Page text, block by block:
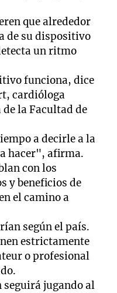
que alrededor
de su dispositivo
un ritmo
funciona, dice
cardióloga
la Facultad de
a decirle a la
hacer", afirma.
con los
y beneficios de
el camino a
según el país.
estrictamente
o profesional
seguirá jugando al